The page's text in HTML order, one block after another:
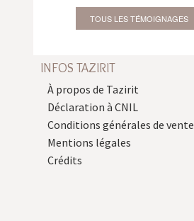
TOUS LES TÉMOIGNAGES
INFOS TAZIRIT
À propos de Tazirit
Déclaration à CNIL
Conditions générales de vente
Mentions légales
Crédits